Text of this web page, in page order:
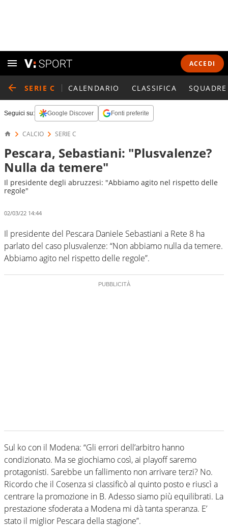
ACCEDI
SERIE C CALENDARIO CLASSIFICA SQUADRE
Seguici su: Google Discover Fonti preferite
CALCIO SERIE C
Pescara, Sebastiani: "Plusvalenze?
Nulla da temere"
Il presidente degli abruzzesi: "Abbiamo agito nel rispetto delle
regole"
02/03/22 14:44
Il presidente del Pescara Daniele Sebastiani a Rete 8 ha
parlato del caso plusvalenze: “Non abbiamo nulla da temere.
Abbiamo agito nel rispetto delle regole”.
Sul ko con il Modena: “Gli errori dell’arbitro hanno
condizionato. Ma se giochiamo così, ai playoff saremo
protagonisti. Sarebbe un fallimento non arrivare terzi? No.
Ricordo che il Cosenza si classificò al quinto posto e riuscì a
centrare la promozione in B. Adesso siamo più equilibrati. La
prestazione sfoderata a Modena mi dà tanta speranza. E’
stato il miglior Pescara della stagione”.